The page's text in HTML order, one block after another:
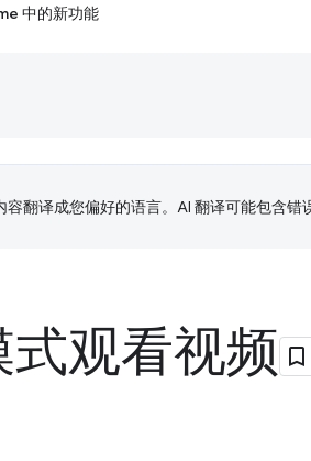
中的新功能
翻译成您偏好的语言。AI 翻译可能包含错
式观看视频